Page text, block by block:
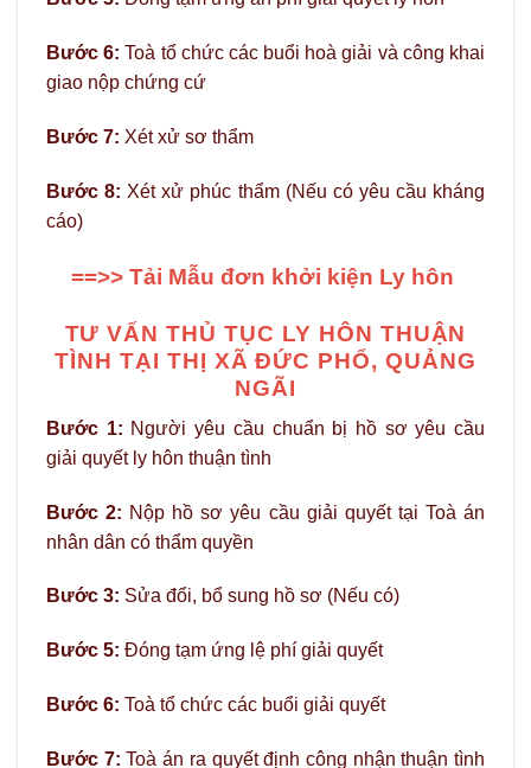
Bước 6: Toà tổ chức các buổi hoà giải và công khai
giao nộp chứng cứ
Bước 7: Xét xử sơ thẩm
Bước 8: Xét xử phúc thẩm (Nếu có yêu cầu kháng
cáo)
==>> Tải Mẫu đơn khởi kiện Ly hôn
TƯ VẤN THỦ TỤC LY HÔN THUẬN
TÌNH TẠI THỊ XÃ ĐỨC PHỔ, QUẢNG
NGÃI
Bước 1: Người yêu cầu chuẩn bị hồ sơ yêu cầu
giải quyết ly hôn thuận tình
Bước 2: Nộp hồ sơ yêu cầu giải quyết tại Toà án
nhân dân có thẩm quyền
Bước 3: Sửa đổi, bổ sung hồ sơ (Nếu có)
Bước 5: Đóng tạm ứng lệ phí giải quyết
Bước 6: Toà tổ chức các buổi giải quyết
Bước 7: Toà án ra quyết định công nhận thuận tình